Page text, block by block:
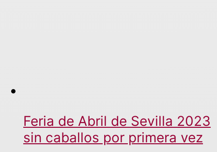
Feria de Abril de Sevilla 2023
sin caballos por primera vez